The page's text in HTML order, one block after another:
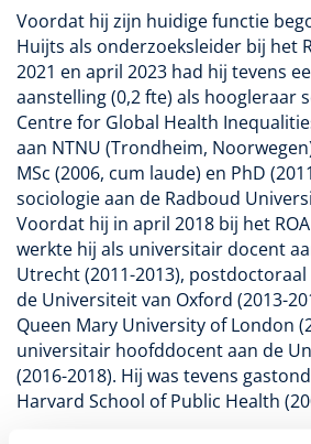
Voordat hij zijn huidige functie
Huijts als onderzoeksleider bij het
2021 en april 2023 had hij tevens
aanstelling (0,2 fte) als hoogleraar
Centre for Global Health
aan NTNU (Trondheim,
MSc (2006, cum laude) en PhD
sociologie aan de Radboud
Voordat hij in april 2018 bij het
werkte hij als universitair docent
Utrecht (2011-2013),
de Universiteit van Oxford (2013-
Queen Mary University of London
universitair hoofddocent aan de
(2016-2018). Hij was tevens
Harvard School of Public Health